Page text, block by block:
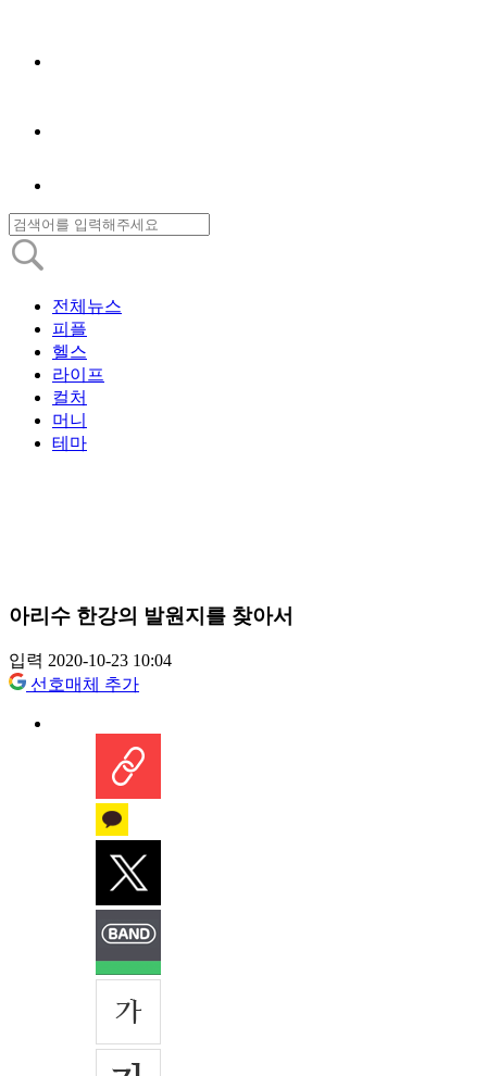
전체뉴스
피플
헬스
라이프
컬처
머니
테마
아리수 한강의 발원지를 찾아서
입력 2020-10-23 10:04
선호매체 추가